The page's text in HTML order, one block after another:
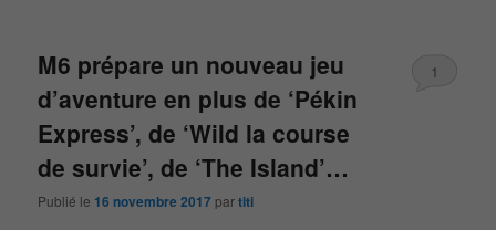
M6 prépare un nouveau jeu
d’aventure en plus de ‘Pékin
Express’, de ‘Wild la course
de survie’, de ‘The Island’…
Publié le 16 novembre 2017 partiti
1